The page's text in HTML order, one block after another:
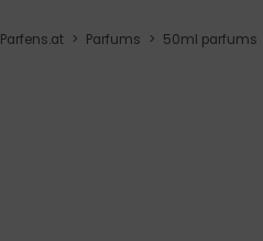
Parfens.at > Parfums > 50ml parfums